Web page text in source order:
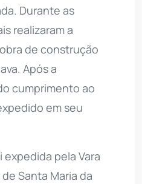
Durante as
realizaram a
de construção
Após a
cumprimento ao
em seu
pela Vara
Santa Maria da